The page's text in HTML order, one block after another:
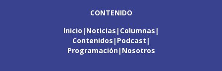
CONTENIDO
Inicio Noticias Columnas
Contenidos Podcast
Programación Nosotros